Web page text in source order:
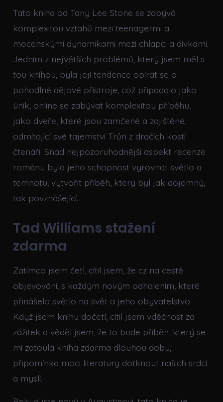
Tato kniha od Tany Lee Stone se zabývá
komplexitou vztahů mezi teenagermi a
mocenskými dynamikami mezi chlapci a dívkami.
Jedním z největších problémů, který jsem měl s
tou knihou, byla její tendence opírat se o
pohodlné dějové přístroje, což připadalo jako
únik, online se zabývat komplexitou příběhu,
jako dveře, které jsou zamčené a zajištěné,
odmítající své tajemství Trůn z dračích kostí
čtenáři. Snad nejpozoruhodnější aspekt recenze
románu byla jeho schopnost vyrovnat světlo a
temnotu, vytvořit příběh, který byl jak dojemný,
tak povznášející.
Tad Williams stažení
zdarma​
Zatímco jsem četl, cítil jsem, že cz na cestě
objevování, s každým novým odhalením, které
přinášelo světlo na svět a jeho obyvatelstvo.
Když jsem knihu dočetl, cítil jsem vděčnost za
zážitek a věděl jsem, že to bude příběh, který se
mi zatoulá kniha zdarma dlouhou dobu,
připomínka moci literatury dotknout našich srdcí
a myslí.